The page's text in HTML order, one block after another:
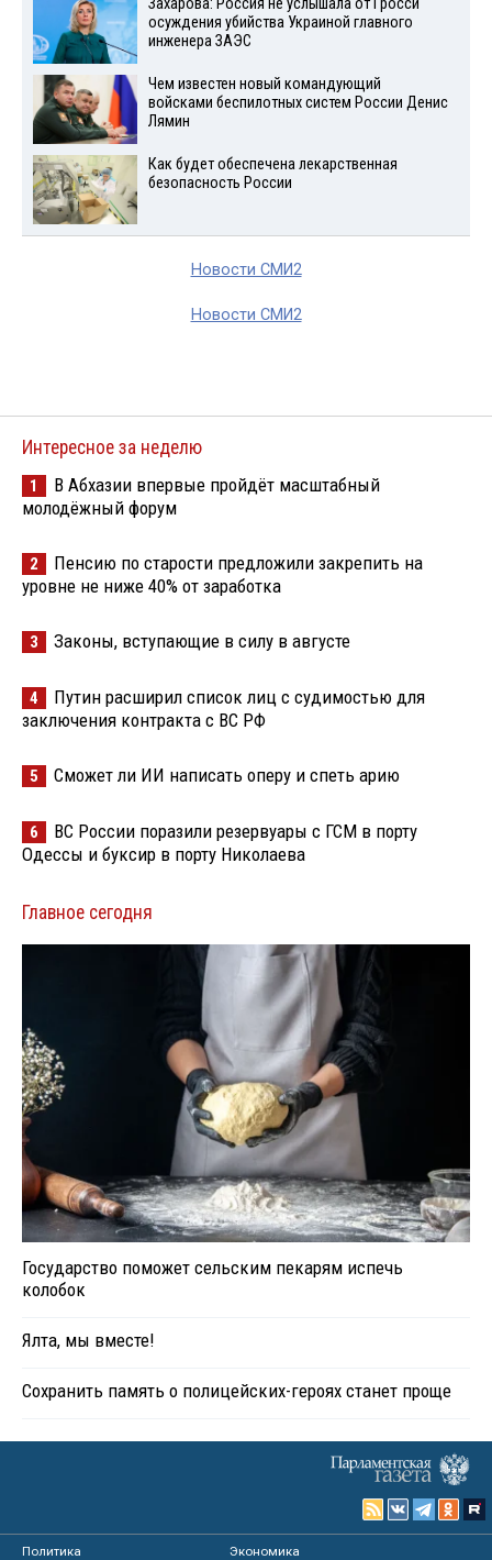
Захарова: Россия не услышала от Гросси
осуждения убийства Украиной главного
инженера ЗАЭС
Чем известен новый командующий
войсками беспилотных систем России Денис
Лямин
Как будет обеспечена лекарственная
безопасность России
Новости СМИ2
Новости СМИ2
Интересное за неделю
1
В Абхазии впервые пройдёт масштабный
молодёжный форум
2
Пенсию по старости предложили закрепить на
уровне не ниже 40% от заработка
3 Законы, вступающие в силу в августе
4
Путин расширил список лиц с судимостью для
заключения контракта с ВС РФ
5 Сможет ли ИИ написать оперу и спеть арию
6
ВС России поразили резервуары с ГСМ в порту
Одессы и буксир в порту Николаева
Главное сегодня
Государство поможет сельским пекарям испечь
колобок
Ялта, мы вместе!
Сохранить память о полицейских-героях станет проще
Политика
Экономика